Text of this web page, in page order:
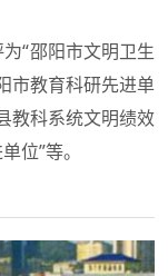
“邵阳市文明卫生
市教育科研先进单
教科系统文明绩效
位”等。